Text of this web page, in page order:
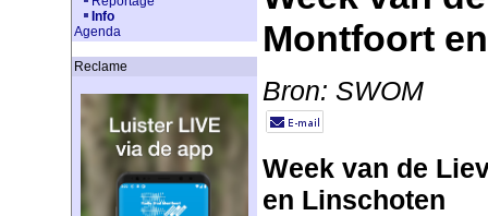
Info
Agenda
Reclame
Montfoort
Bron: SWOM
Week van de
en Linschoten